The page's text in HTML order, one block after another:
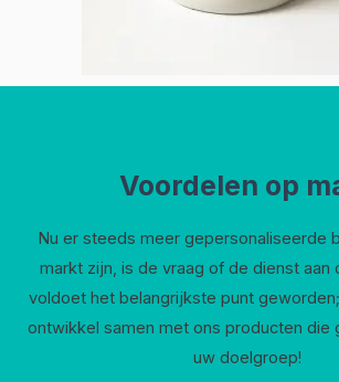
Voordelen op
Nu er steeds meer gepersonaliseerde
markt zijn, is de vraag of de dienst aan
voldoet het belangrijkste punt
ontwikkel samen met ons producten die
uw doelgroep!